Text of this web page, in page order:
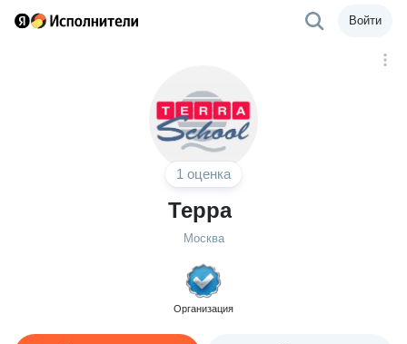
Войти
1 оценка
Терра
Москва
Организация